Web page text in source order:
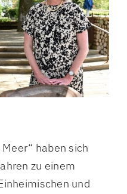
haben sich
zu einem
und